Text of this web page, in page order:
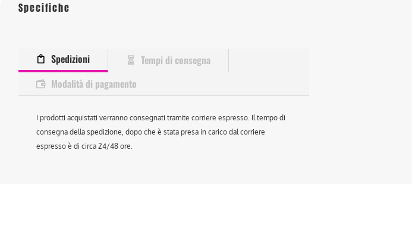
Specifiche
Spedizioni
Tempi di consegna
Modalità di pagamento
I prodotti acquistati verranno consegnati tramite corriere espresso. Il tempo di
consegna della spedizione, dopo che è stata presa in carico dal corriere
espresso è di circa 24/48 ore.